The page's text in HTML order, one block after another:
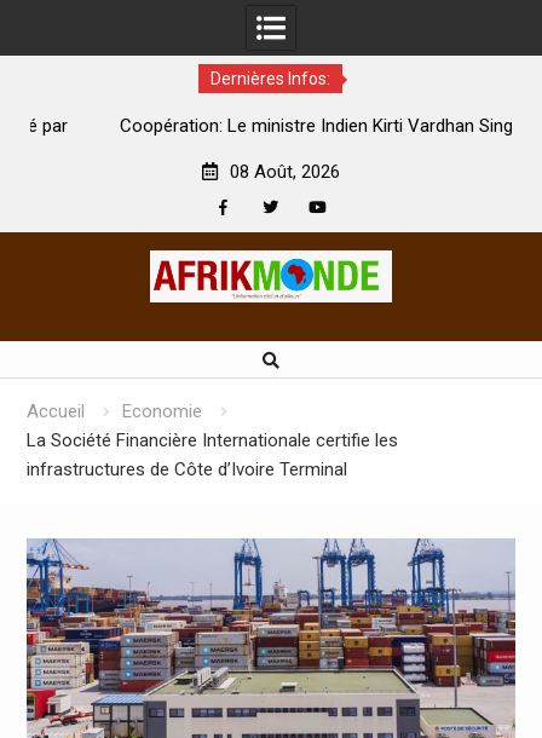
Dernières Infos:
Coopération: Le ministre Indien Kirti Vardhan Singh à
08 Août, 2026
Accueil
Economie
La Société Financière Internationale certifie les
infrastructures de Côte d’Ivoire Terminal